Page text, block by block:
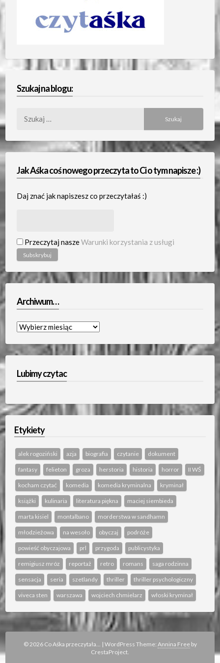
Szukaj na blogu:
Jak Aśka coś nowego przeczyta to Ci o tym napisze :)
Daj znać jak napiszesz co przeczytałaś :)
Przeczytaj naszeWarunki korzystania z usługi
Archiwum…
Archiwum…
Lubimy czytac
Etykiety
alek rogoziński azja biografia czytanie dokument
fantasy felieton groza herstoria historia horror II WŚ
kocham czytać komedia komedia kryminalna kryminał
książki kulinaria literatura piękna maciej siembieda
marta kisiel montalbano morderstwa w sandhamn
młodzieżowa na wesoło obyczaj podróże
powieść obyczajowa prl przygoda publicystyka
remigiusz mróz reportaż retro romans saga rodzinna
sensacja seria szetlandy thriller thriller psychologiczny
viveca sten warszawa wojciech chmielarz włoski kryminał
© 2026 Co Aśka przeczytała... | WordPress Theme: Annina Freeby
CrestaProject.